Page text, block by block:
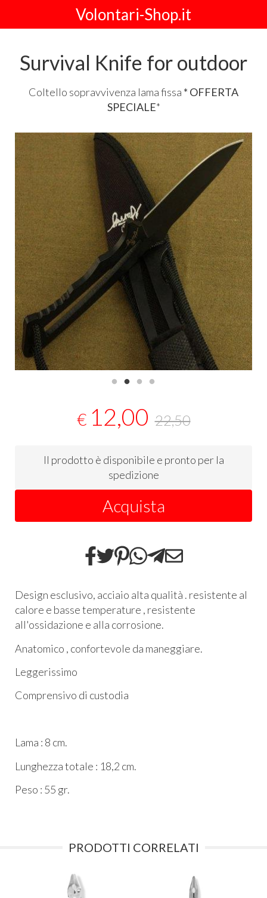
Volontari-Shop.it
Survival Knife for outdoor
Coltello sopravvivenza lama fissa * OFFERTA
SPECIALE*
€ 12,00 22,50
Il prodotto è disponibile e pronto per la
spedizione
Acquista
Design esclusivo, acciaio alta qualità . resistente al
calore e basse temperature , resistente
all'ossidazione e alla corrosione.
Anatomico , confortevole da maneggiare.
Leggerissimo
Comprensivo di custodia
Lama : 8 cm.
Lunghezza totale : 18,2 cm.
Peso : 55 gr.
PRODOTTI CORRELATI